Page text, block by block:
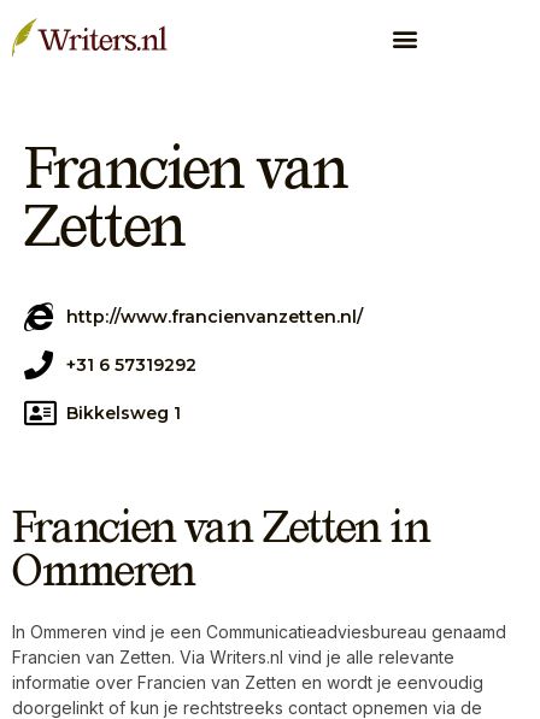
Francien van
Zetten
http://www.francienvanzetten.nl/
+31 6 57319292
Bikkelsweg 1
Francien van Zetten in
Ommeren
In Ommeren vind je een Communicatieadviesbureau genaamd
Francien van Zetten. Via Writers.nl vind je alle relevante
informatie over Francien van Zetten en wordt je eenvoudig
doorgelinkt of kun je rechtstreeks contact opnemen via de